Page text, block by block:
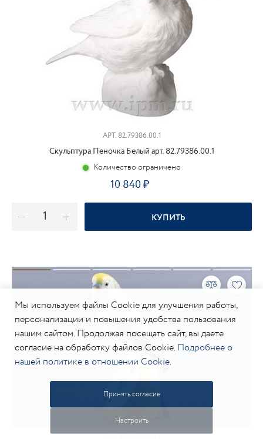
АРТ.82.79386.00.1
Скульптура Пеночка Белый арт. 82.79386.00.1
Количество ограничено
10 840
КУПИТЬ
АРТ.82.77224.00.1
Мы используем файлы Cookie для улучшения работы,
персонализации и повышения удобства пользования
нашим сайтом. Продолжая посещать сайт, вы даете
согласие на обработку файлов Cookie. Подробнее о
нашей политике в отношении Cookie.
Принять согласие
Настроить